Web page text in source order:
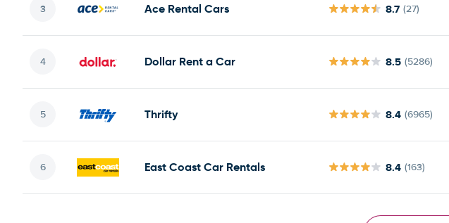
Ace Rental Cars 8.7 (27)
Dollar Rent a Car 8.5 (5286)
Thrifty 8.4 (6965)
East Coast Car Rentals 8.4 (163)